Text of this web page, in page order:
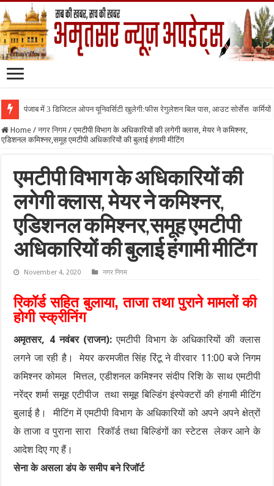
पंजाब में 3 डिजिटल ओपन यूनिवर्सिटी खुलेगी:फीस रेगुलेशन बिल पास, आउट सोर्सेस
Home / नगर निगम / एमटीपी विभाग के अधिकारियों की लगेगी क्लास, मेयर ने कमिश्नर,
एडिशनल कमिश्नर,समूह एमटीपी अधिकारियों की बुलाई हंगामी मीटिंग
एमटीपी विभाग के अधिकारियों की
लगेगी क्लास, मेयर ने कमिश्नर,
एडिशनल कमिश्नर,समूह एमटीपी
अधिकारियों की बुलाई हंगामी मीटिंग
November 4, 2020 नगर निगम
रिकॉर्ड सहित बुलाया, ताजा तथा पुराने मामलों की
होगी स्क्रीनिंग
अमृतसर, 4 नवंबर (राजन): एमटीपी विभाग के अधिकारियों की क्लास
लगने जा रही है। मेयर करमजीत सिंह रिंटू ने वीरवार 11:00 बजे निगम
कमिश्नर कोमल मित्तल, एडीशनल कमिश्नर संदीप रिशि के साथ एमटीपी
नरेंद्र शर्मा समूह एटीपीज तथा समूह बिल्डिंग इंस्पेक्टरों की हंगामी मीटिंग
बुलाई है। मीटिंग में एमटीपी विभाग के अधिकारियों को अपने अपने क्षेत्रों
के ताजा व पुराना सारा रिकॉर्ड तथा बिल्डिंगों का स्टेटस लेकर आने के
आदेश दिए गए हैं।
सेना के असला डंप के समीप बने रिजॉर्ट